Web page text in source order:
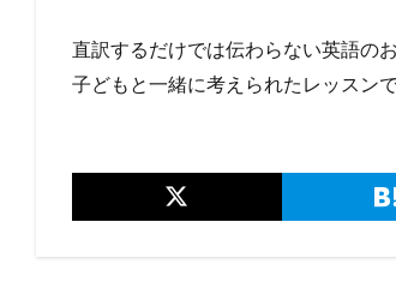
直訳するだけでは伝わらない英語の
子どもと一緒に考えられたレッスンで